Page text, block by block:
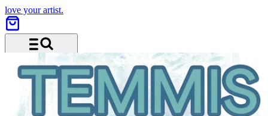
love your artist.
Menu and search